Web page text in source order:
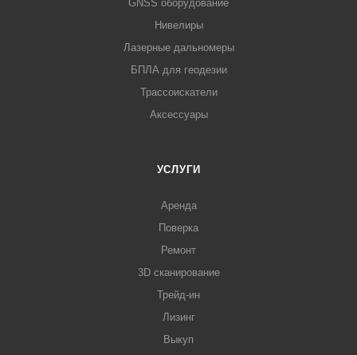
GNSS оборудование
Нивелиры
Лазерные дальномеры
БПЛА для геодезии
Трассоискатели
Аксессуары
УСЛУГИ
Аренда
Поверка
Ремонт
3D сканирование
Трейд-ин
Лизинг
Выкуп